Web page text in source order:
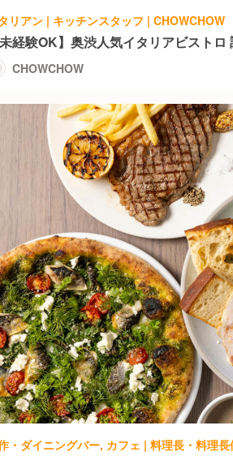
リアン | キッチンスタッフ | CHOWCHOW
未経験OK】奥渋人気イタリアビスト
CHOWCHOW